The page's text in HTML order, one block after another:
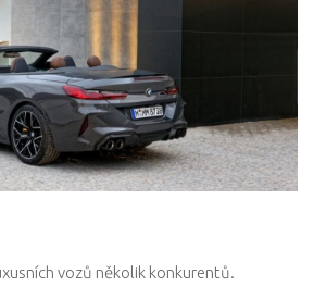
vozů několik konkurentů.